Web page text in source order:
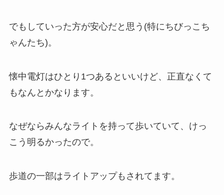
でもしていった方が安心だと思う(特にちびっこち
ゃんたち)。
懐中電灯はひとり1つあるといいけど、正直なくて
もなんとかなります。
なぜならみんなライトを持って歩いていて、けっ
こう明るかったので。
歩道の一部はライトアップもされてます。